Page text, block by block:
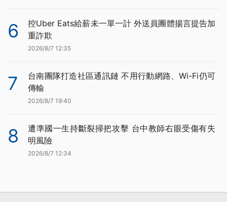
6
控Uber Eats給薪未一單一計 外送員團體揚言提告加
重詐欺
2026/8/7 12:35
7
台南團隊打造社區通訊鏈 不用行動網路、Wi-Fi仍可
傳輸
2026/8/7 19:40
8
遭準國一生持斷裂掃把攻擊 台中教師右眼受傷有失
明風險
2026/8/7 12:34